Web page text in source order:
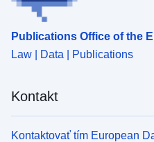
ogroženosti s
izpostavljenosti poplavam. Ta podatkovni niz se
uporablja za izdelavo kart
poplavne ogroženosti, ki
ranljivosti ozemlja za tri
Publications Office of the
Law | Data | Publications
Kontakt
Kontaktovať tím European